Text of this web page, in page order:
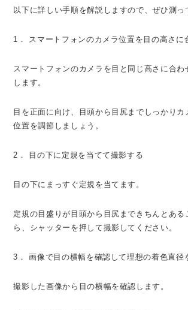
以下に詳しい手順を解説しますので、ぜひ測っ
1． スマートフォンのカメラ位置を目の高さに
スマートフォンのカメラを目と同じ高さに合わ
します。
目を正面に向け、目頭から目尻までしっかりカ
位置を調節しましょう。
2． 目の下に定規を当てて撮影する
目の下にまっすぐ定規を当てます。
定規の目盛りが目頭から目尻まできちんとある
ら、シャッターを押して撮影してください。
3． 画像で目の横幅を確認して理想の着色直径
撮影した画像から目の横幅を確認します。